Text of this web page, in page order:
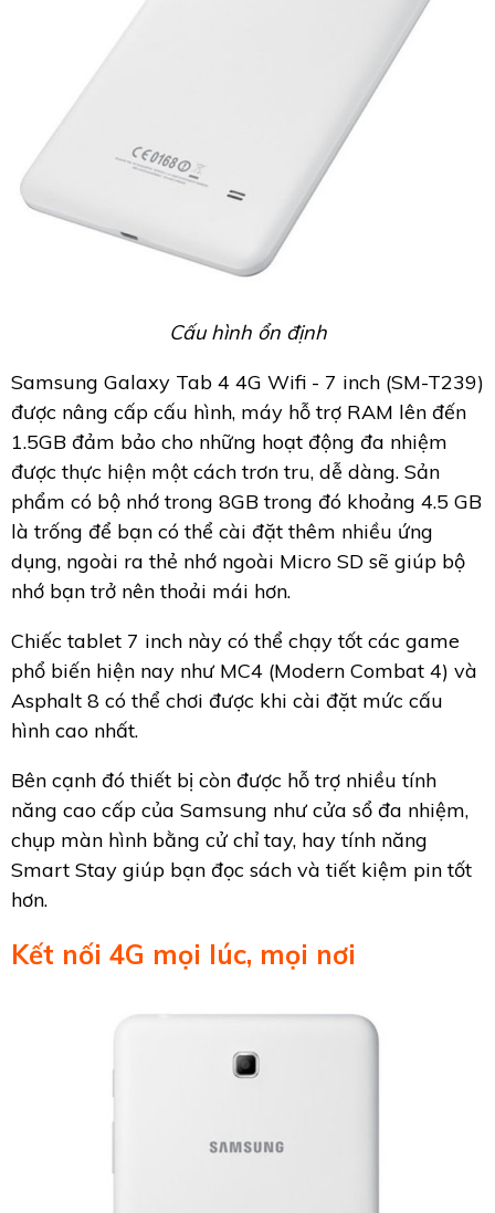
Cấu hình ổn định
Samsung Galaxy Tab 4 4G Wifi - 7 inch (SM-T239)
được nâng cấp cấu hình, máy hỗ trợ RAM lên đến
1.5GB đảm bảo cho những hoạt động đa nhiệm
được thực hiện một cách trơn tru, dễ dàng. Sản
phẩm có bộ nhớ trong 8GB trong đó khoảng 4.5 GB
là trống để bạn có thể cài đặt thêm nhiều ứng
dụng, ngoài ra thẻ nhớ ngoài Micro SD sẽ giúp bộ
nhớ bạn trở nên thoải mái hơn.
Chiếc tablet 7 inch này có thể chạy tốt các game
phổ biến hiện nay như MC4 (Modern Combat 4) và
Asphalt 8 có thể chơi được khi cài đặt mức cấu
hình cao nhất.
Bên cạnh đó thiết bị còn được hỗ trợ nhiều tính
năng cao cấp của Samsung như cửa sổ đa nhiệm,
chụp màn hình bằng cử chỉ tay, hay tính năng
Smart Stay giúp bạn đọc sách và tiết kiệm pin tốt
hơn.
Kết nối 4G mọi lúc, mọi nơi